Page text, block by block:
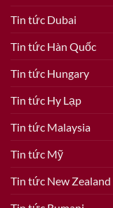
Tin tức Dubai
Tin tức Hàn Quốc
Tin tức Hungary
Tin tức Hy Lạp
Tin tức Malaysia
Tin tức Mỹ
Tin tức New Zealand